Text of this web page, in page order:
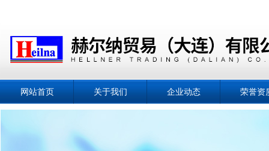
网站首页 关于我们 企业动态 荣誉资